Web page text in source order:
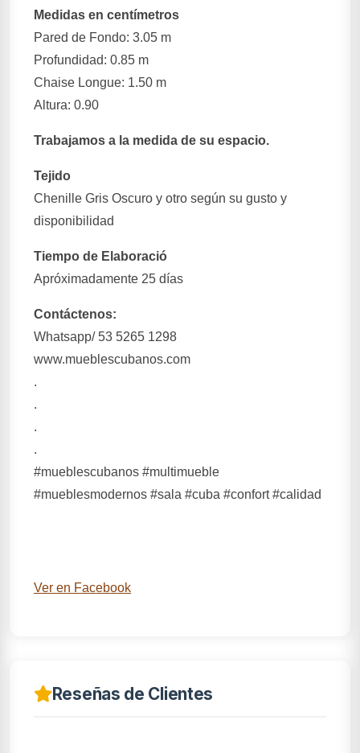
Medidas en centímetros
Pared de Fondo: 3.05 m
Profundidad: 0.85 m
Chaise Longue: 1.50 m
Altura: 0.90
Trabajamos a la medida de su espacio.
Tejido
Chenille Gris Oscuro y otro según su gusto y
disponibilidad
Tiempo de Elaboració
Apróximadamente 25 días
Contáctenos:
Whatsapp/ 53 5265 1298
www.mueblescubanos.com
.
.
.
.
#mueblescubanos #multimueble
#mueblesmodernos #sala #cuba #confort #calidad
Ver en Facebook
Reseñas de Clientes